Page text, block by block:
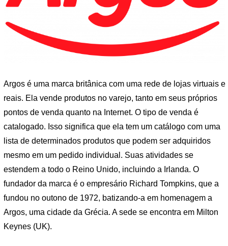
Argos é uma marca britânica com uma rede de lojas virtuais e
reais. Ela vende produtos no varejo, tanto em seus próprios
pontos de venda quanto na Internet. O tipo de venda é
catalogado. Isso significa que ela tem um catálogo com uma
lista de determinados produtos que podem ser adquiridos
mesmo em um pedido individual. Suas atividades se
estendem a todo o Reino Unido, incluindo a Irlanda. O
fundador da marca é o empresário Richard Tompkins, que a
fundou no outono de 1972, batizando-a em homenagem a
Argos, uma cidade da Grécia. A sede se encontra em Milton
Keynes (UK).